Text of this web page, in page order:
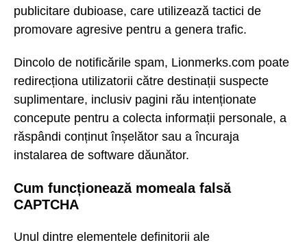
publicitare dubioase, care utilizează tactici de
promovare agresive pentru a genera trafic.
Dincolo de notificările spam, Lionmerks.com poate
redirecționa utilizatorii către destinații suspecte
suplimentare, inclusiv pagini rău intenționate
concepute pentru a colecta informații personale, a
răspândi conținut înșelător sau a încuraja
instalarea de software dăunător.
Cum funcționează momeala falsă
CAPTCHA
Unul dintre elementele definitorii ale